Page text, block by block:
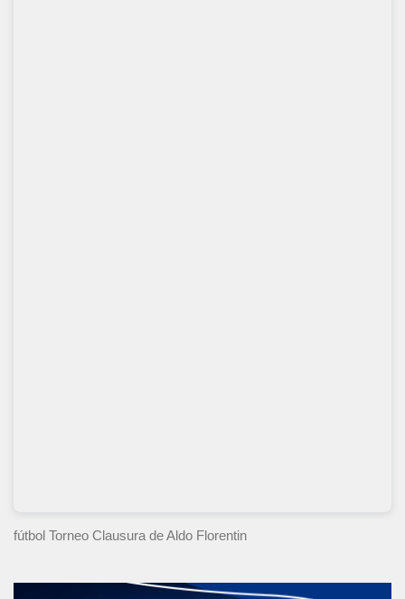
fútbol Torneo Clausura de Aldo Florentin